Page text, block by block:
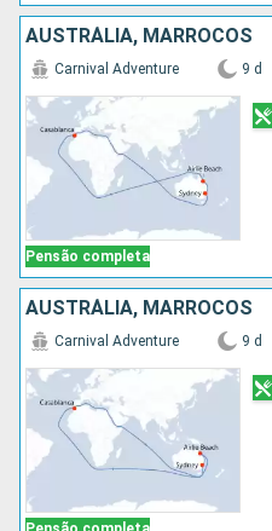
AUSTRÁLIA, MARROCOS
Pensão completa
Carnival Adventure 9 d
AUSTRÁLIA, MARROCOS
Carnival Adventure 9 d